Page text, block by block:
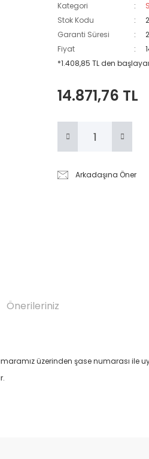
Kategori
Stok Kodu
Garanti Süresi
Fiyat
*1.408,85 TL den
14.871,76 TL
Arkadaşına Öner
Önerileriniz
üzerinden şase numarası ile